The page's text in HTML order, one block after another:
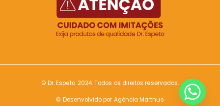
© Dr. Espeto. 2024. Todos os direitos reservados.
© Desenvolvido por Agência Marthus